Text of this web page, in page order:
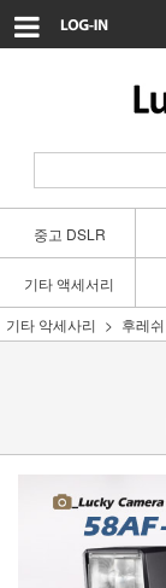
중고 DSLR
기타 액세서리
기타 악세사리
후레쉬